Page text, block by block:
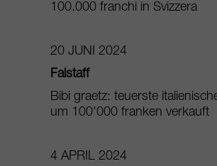
100.000 franchi in Svizzera
20 JUNI 2024
Falstaff
Bibi graetz: teuerste
um 100'000 franken verkauft
4 APRIL 2024